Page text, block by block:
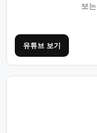
보
유튜브 보기